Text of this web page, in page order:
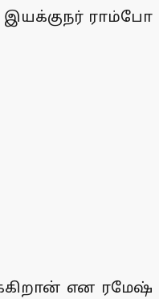
இயக்குநர் ராம்போ
என ரமேஷ்